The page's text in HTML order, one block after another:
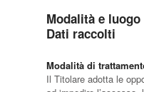
Modalità e
Dati raccolti
Modalità di
Il Titolare adotta le